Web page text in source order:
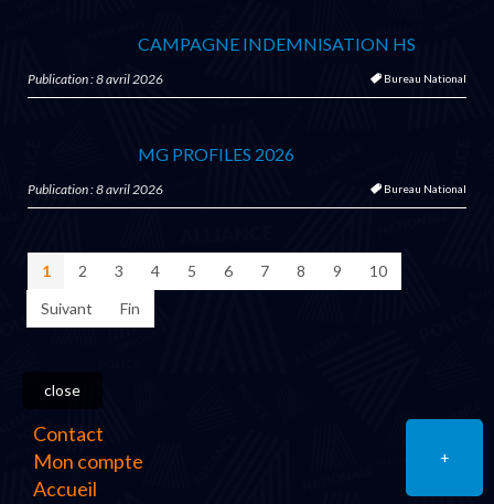
CAMPAGNE INDEMNISATION HS
Publication : 8 avril 2026 Bureau National
MG PROFILES 2026
Publication : 8 avril 2026 Bureau National
1 2 3 4 5 6 7 8 9
10
Suivant
Fin
+
close
Contact
Mon compte
Accueil